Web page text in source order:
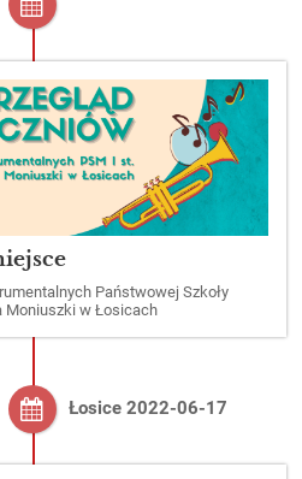
Państwowej Szkoły
Moniuszki w Łosicach
Łosice 2022-06-17